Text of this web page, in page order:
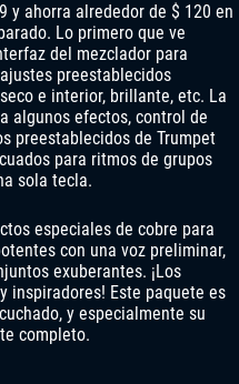
y ahorra alrededor de $ 120 en
Lo primero que ve
del mezclador para
preestablecidos
e interior, brillante, etc. La
algunos efectos, control de
preestablecidos de Trumpet
para ritmos de grupos
sola tecla.
especiales de cobre para
con una voz preliminar,
exuberantes. ¡Los
inspiradores! Este paquete es
y especialmente su
completo.